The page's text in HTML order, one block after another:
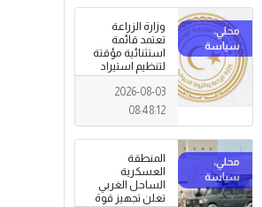
وزارة الزراعة
تعتمد قائمة
استثنائية مؤقتة
لتنظيم استيراد
وتداول المبيدات
الزراعية
2026-08-03
08:48:12
المنطقة
العسكرية
الساحل الغربي
تعلن تجهيز قوة